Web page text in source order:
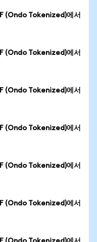
(Ondo Tokenized)에서
(Ondo Tokenized)에서
(Ondo Tokenized)에서
(Ondo Tokenized)에서
(Ondo Tokenized)에서
(Ondo Tokenized)에서